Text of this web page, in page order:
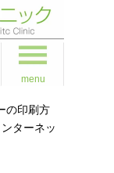
menu
の印刷方
ターネッ